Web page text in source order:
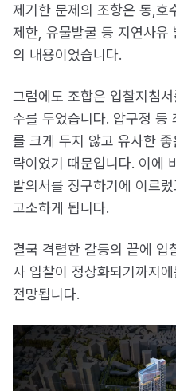
제기한 문제의 조항은 동,호
제한, 유물발굴 등 지연사유
의 내용이었습니다.
그럼에도 조합은 입찰지침
수를 두었습니다. 압구정 등
를 크게 두지 않고 유사한
략이었기 때문입니다. 이에
발의서를 징구하기에 이르
고소하게 됩니다.
결국 격렬한 갈등의 끝에 입
사 입찰이 정상화되기까지
전망됩니다.